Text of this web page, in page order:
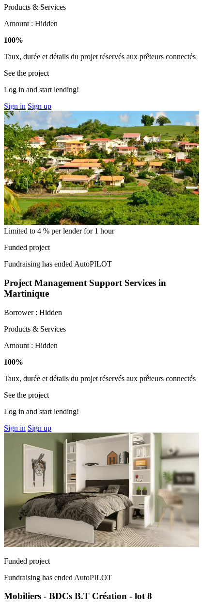
Products & Services
Amount : Hidden
100%
Taux, durée et détails du projet réservés aux prêteurs connectés
See the project
Log in and start lending!
Sign in Sign up
Limited to 4 % per lender for 1 hour
Funded project
Fundraising has ended AutoPILOT
Project Management Support Services in
Martinique
Borrower : Hidden
Products & Services
Amount : Hidden
100%
Taux, durée et détails du projet réservés aux prêteurs connectés
See the project
Log in and start lending!
Sign in Sign up
Funded project
Fundraising has ended AutoPILOT
Mobiliers - BDCs B.T Création - lot 8